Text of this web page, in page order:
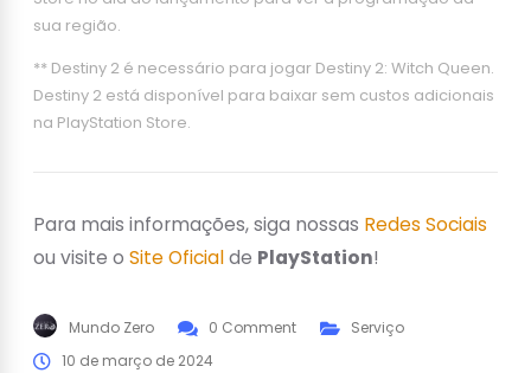
sua região.
** Destiny 2 é necessário para jogar Destiny 2: Witch Queen.
Destiny 2 está disponível para baixar sem custos adicionais
na PlayStation Store.
Para mais informações, siga nossas Redes Sociais
ou visite o Site Oficialde PlayStation!
Mundo Zero 0 Comment
Serviço
10 de março de 2024